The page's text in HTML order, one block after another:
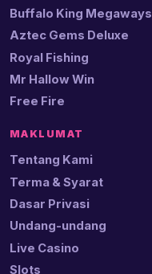
Buffalo King Megaways
Aztec Gems Deluxe
Royal Fishing
Mr Hallow Win
Free Fire
MAKLUMAT
Tentang Kami
Terma & Syarat
Dasar Privasi
Undang-undang
Live Casino
Slots